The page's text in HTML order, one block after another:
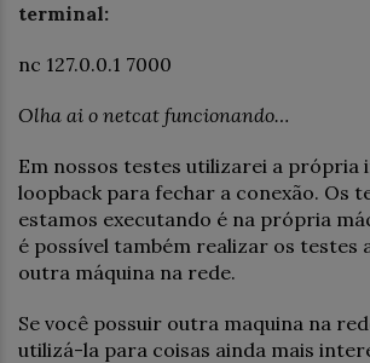
terminal:
nc 127.0.0.1 7000
Olha ai o netcat funcionando…
Em nossos testes utilizarei a própria
loopback para fechar a conexão. Os
estamos executando é na própria
é possível também realizar os testes
outra máquina na rede.
Se você possuir outra maquina na
utilizá-la para coisas ainda mais